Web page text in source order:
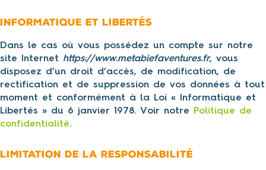
Informatique et libertés
Dans le cas où vous possédez un compte sur notre
site Internet https://www.metabiefaventures.fr, vous
disposez d’un droit d’accès, de modification, de
rectification et de suppression de vos données à tout
moment et conformément à la Loi « Informatique et
Libertés » du 6 janvier 1978. Voir notre Politique de
confidentialité.
Limitation de la responsabilité